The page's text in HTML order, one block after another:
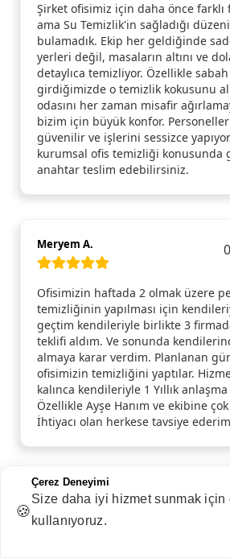
Şirket ofisimiz için daha önce farklı
ama Su Temizlik'in sağladığı
bulamadık. Ekip her geldiğinde
yerleri değil, masaların altını ve
detaylıca temizliyor. Özellikle
girdiğimizde o temizlik kokusunu
odasını her zaman misafir
bizim için büyük konfor. Personelleri
güvenilir ve işlerini sessizce
kurumsal ofis temizliği konusunda
anahtar teslim edebilirsiniz.
Meryem A.
Ofisimizin haftada 2 olmak üzere
temizliğinin yapılması için
geçtim kendileriyle birlikte 3
teklifi aldım. Ve sonunda
almaya karar verdim. Planlanan
ofisimizin temizliğini yaptılar.
kalınca kendileriyle 1 Yıllık
Özellikle Ayşe Hanım ve ekibine
İhtiyacı olan herkese tavsiye
Hüriye N.
🍪
Çerez Deneyimi
Size daha iyi hizmet sunmak için
kullanıyoruz.